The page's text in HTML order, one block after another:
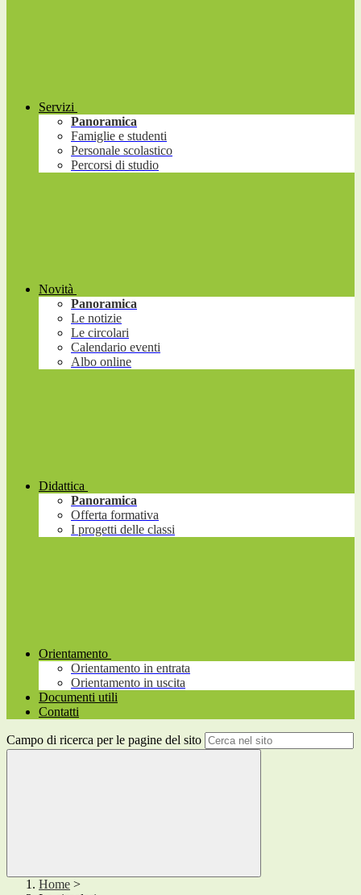
Servizi
Panoramica
Famiglie e studenti
Personale scolastico
Percorsi di studio
Novità
Panoramica
Le notizie
Le circolari
Calendario eventi
Albo online
Didattica
Panoramica
Offerta formativa
I progetti delle classi
Orientamento
Orientamento in entrata
Orientamento in uscita
Documenti utili
Contatti
Campo di ricerca per le pagine del sito
Home >